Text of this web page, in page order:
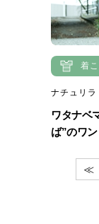
着
ナチュリラ
ワタナベ
ば”のワ
≪